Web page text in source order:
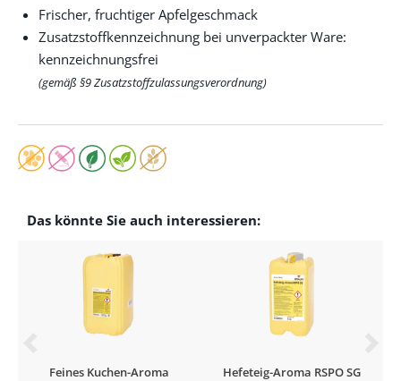
Frischer, fruchtiger Apfelgeschmack
Zusatzstoffkennzeichnung bei unverpackter Ware:
kennzeichnungsfrei
(gemäß §9 Zusatzstoffzulassungsverordnung)
Das könnte Sie auch interessieren:
Feines Kuchen-Aroma Hefeteig-Aroma RSPO SG